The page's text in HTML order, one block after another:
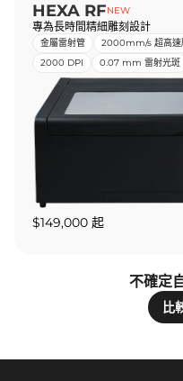
HEXA RFNEW
專為長時間精細雕刻設計
金屬雷射管 2000mm/s 超高速
2000 DPI
0.07 mm 雷射光斑
$149,000 起
不確定
比